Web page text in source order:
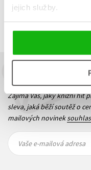
jejich služby.
Zobrazuji 1 až 1 z celkem 1
Budete to
Zajímá Vás, jaký knižní hit
sleva, jaká běží soutěž o
mailových novinek
mailová
mailová
Vaše e-mailová adresa